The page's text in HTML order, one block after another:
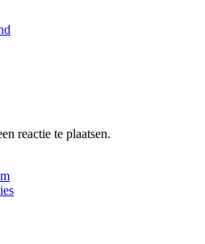
reactie te plaatsen.